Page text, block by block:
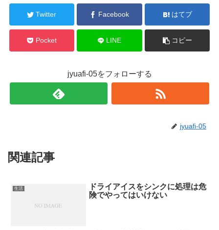
Twitter Facebook はてブ
Pocket LINE コピー
jyuafi-05をフォローする
jyuafi-05
関連記事
生活
ドライアイスをシンクに処理は危
険でやってはいけない